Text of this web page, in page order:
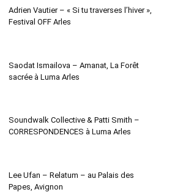
Adrien Vautier – « Si tu traverses l’hiver »,
Festival OFF Arles
Saodat Ismailova – Amanat, La Forêt
sacrée à Luma Arles
Soundwalk Collective & Patti Smith –
CORRESPONDENCES à Luma Arles
Lee Ufan – Relatum – au Palais des
Papes, Avignon